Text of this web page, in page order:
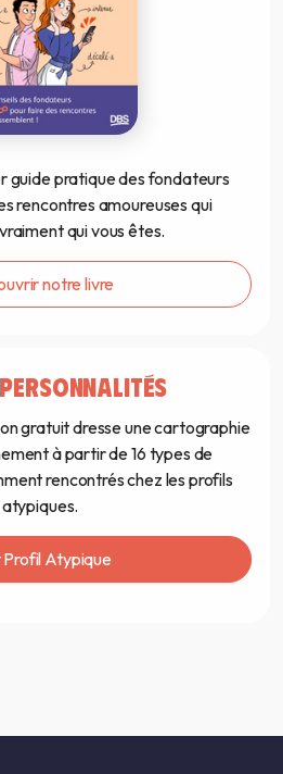
guide pratique des fondateurs
rencontres amoureuses qui
qui vous êtes.
notre livre
gratuit dresse une cartographie
à partir de 16 types de
rencontrés chez les profils
atypiques.
Profil Atypique